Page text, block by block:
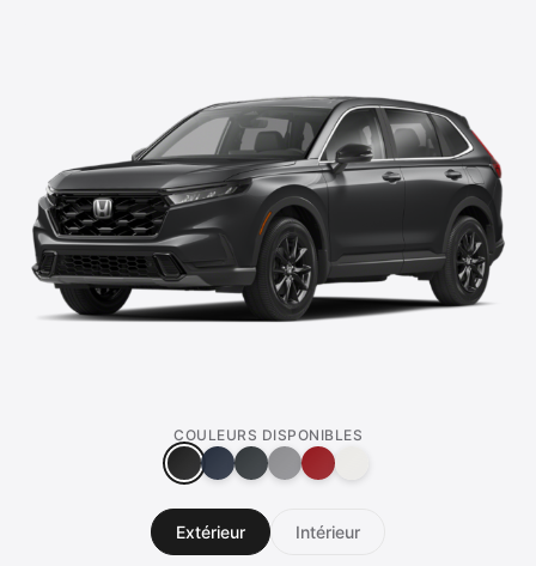
COULEURS DISPONIBLES
Extérieur Intérieur